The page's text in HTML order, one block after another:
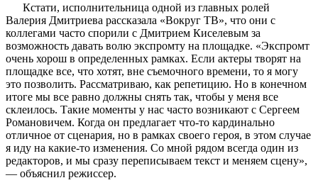
Кстати, исполнительница одной из главных ролей
Валерия Дмитриева рассказала «Вокруг ТВ», что они с
коллегами часто спорили с Дмитрием Киселевым за
возможность давать волю экспромту на площадке. «Экспромт
очень хорош в определенных рамках. Если актеры творят на
площадке все, что хотят, вне съемочного времени, то я могу
это позволить. Рассматриваю, как репетицию. Но в конечном
итоге мы все равно должны снять так, чтобы у меня все
склеилось. Такие моменты у нас часто возникают с Сергеем
Романовичем. Когда он предлагает что-то кардинально
отличное от сценария, но в рамках своего героя, в этом случае
я иду на какие-то изменения. Со мной рядом всегда один из
редакторов, и мы сразу переписываем текст и меняем сцену»,
— объяснил режиссер.